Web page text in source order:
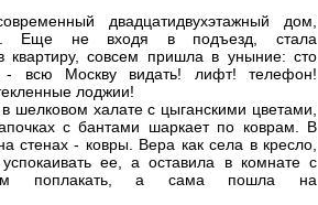
двадцатидвухэтажный дом,
Еще не входя в подъезд, стала
совсем пришла в уныние: сто
- всю Москву видать! лифт! телефон!
лоджии!
халате с цыганскими цветами,
с бантами шаркает по коврам. В
стенах - ковры. Вера как села в кресло,
ее, а оставила в комнате с
поплакать, а сама пошла на